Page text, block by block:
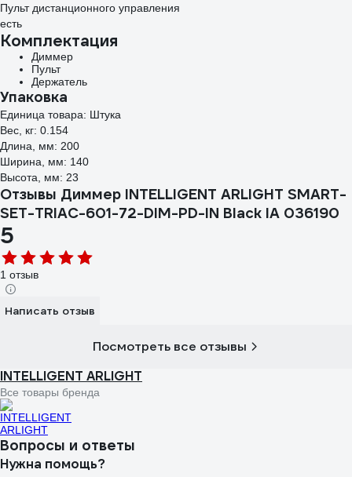
Пульт дистанционного управления
есть
Комплектация
Диммер
Пульт
Держатель
Упаковка
Единица товара: Штука
Вес, кг: 0.154
Длина, мм: 200
Ширина, мм: 140
Высота, мм: 23
Отзывы Диммер INTELLIGENT ARLIGHT SMART-
SET-TRIAC-601-72-DIM-PD-IN Black IA 036190
5
1 отзыв
Написать отзыв
Посмотреть все отзывы
INTELLIGENT ARLIGHT
Все товары бренда
Вопросы и ответы
Нужна помощь?